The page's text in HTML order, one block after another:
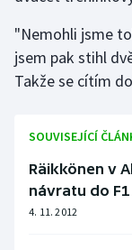
Motorsport
Olympijské hry
Parasport
Plavání
Plážový volejbal
"Nemohli jsme
jsem pak stihl
Takže se cítím
SOUVISEJÍCÍ
Räikkönen v
návratu do F1
4. 11. 2012